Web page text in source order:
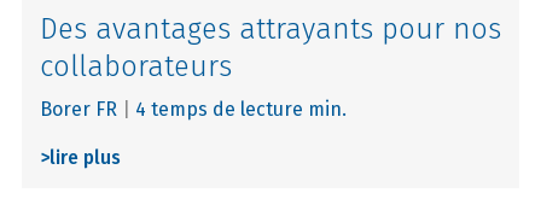
Des avantages attrayants pour nos
collaborateurs
Borer FR 4 temps de lecture min.
>lire plus